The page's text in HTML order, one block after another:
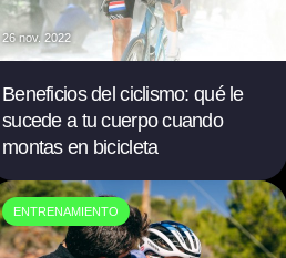
26 nov. 2022
Beneficios del ciclismo: qué le
sucede a tu cuerpo cuando
montas en bicicleta
ENTRENAMIENTO